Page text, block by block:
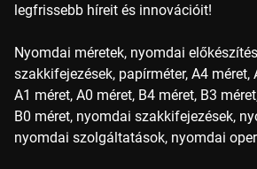
legfrissebb híreit és innovációit!
Nyomdai méretek, nyomdai
szakkifejezések, papírméter, A4 méret,
A1 méret, A0 méret, B4 méret, B3
B0 méret, nyomdai szakkifejezések,
nyomdai szolgáltatások, nyomdai